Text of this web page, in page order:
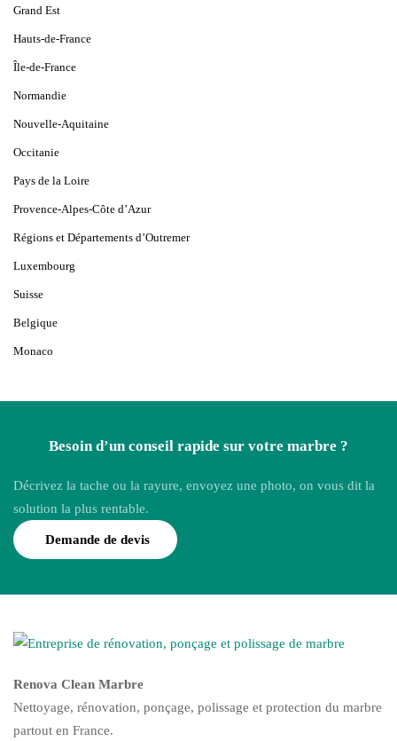
Grand Est
Hauts-de-France
Île-de-France
Normandie
Nouvelle-Aquitaine
Occitanie
Pays de la Loire
Provence-Alpes-Côte d’Azur
Régions et Départements d’Outremer
Luxembourg
Suisse
Belgique
Monaco
Besoin d’un conseil rapide sur votre marbre ?
Décrivez la tache ou la rayure, envoyez une photo, on vous dit la
solution la plus rentable.
Demande de devis
Renova Clean Marbre
Nettoyage, rénovation, ponçage, polissage et protection du marbre
partout en France.